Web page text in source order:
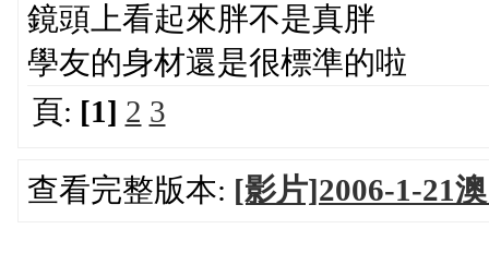
鏡頭上看起來胖不是真胖
學友的身材還是很標準的啦
頁: [1] 2 3
查看完整版本: [影片]2006-1-21